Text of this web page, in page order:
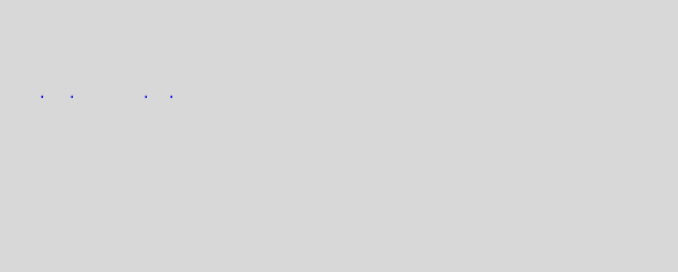
استاد محمد نواب‌زاده،
تعارض قوانین؛ مانع پنهان سنددار شدن بخش بزرگی از املاک/ ضرورت
طنین شعر عاشورایی در بزرگ‌ترین خانه خشتی جهان